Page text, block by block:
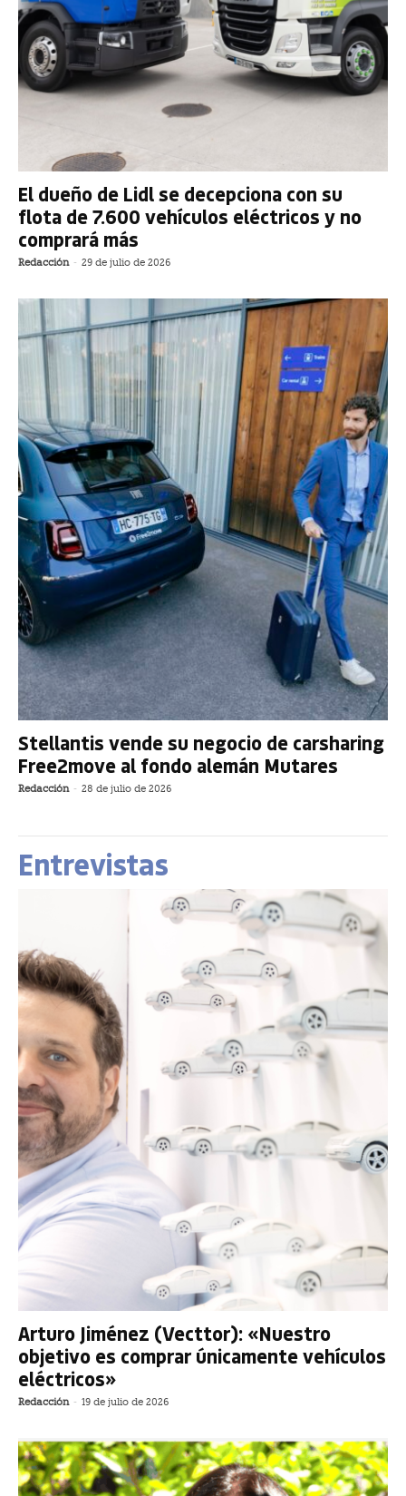
El dueño de Lidl se decepciona con su
flota de 7.600 vehículos eléctricos y no
comprará más
Redacción - 29 de julio de 2026
Stellantis vende su negocio de carsharing
Free2move al fondo alemán Mutares
Redacción - 28 de julio de 2026
Entrevistas
Arturo Jiménez (Vecttor): «Nuestro
objetivo es comprar únicamente vehículos
eléctricos»
Redacción - 19 de julio de 2026